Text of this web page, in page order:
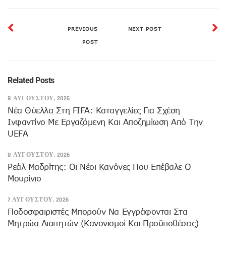
PREVIOUS
POST
NEXT POST
Related Posts
8 ΑΥΓΟΎΣΤΟΥ, 2026
Νέα Θύελλα Στη FIFA: Καταγγελίες Για Σχέση
Ινφαντίνο Με Εργαζόμενη Και Αποζημίωση Από Την
UEFA
8 ΑΥΓΟΎΣΤΟΥ, 2026
Ρεάλ Μαδρίτης: Οι Νέοι Κανόνες Που Επέβαλε Ο
Μουρίνιο
7 ΑΥΓΟΎΣΤΟΥ, 2026
Ποδοσφαιριστές Μπορούν Να Εγγράφονται Στα
Μητρώα Διαιτητών (κανονισμοί Και Προϋποθέσεις)